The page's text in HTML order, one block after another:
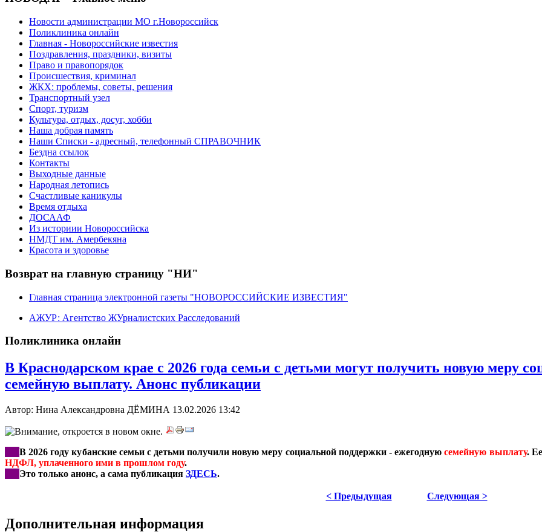
Новости администрации МО г.Новороссийск
Поликлиника онлайн
Главная - Новороссийские известия
Поздравления, праздники, визиты
Право и правопорядок
Происшествия, криминал
ЖКХ: проблемы, советы, решения
Транспортный узел
Спорт, туризм
Культура, отдых, досуг, хобби
Наша добрая память
Наши Списки - адресный, телефонный СПРАВОЧНИК
Бездна ссылок
Контакты
Выходные данные
Народная летопись
Счастливые каникулы
Время отдыха
ДОСААФ
Из историии Новороссийска
НМДТ им. Амербекяна
Красота и здоровье
Возврат на главную страницу "НИ"
Главная страница электронной газеты "НОВОРОССИЙСКИЕ ИЗВЕСТИЯ"
АЖУР: Агентство ЖУрналистских Расследований
Поликлиника онлайн
В Краснодарском крае с 2026 года семьи с детьми могут получить новую меру
семейную выплату. Анонс публикации
Автор: Нина Александровна ДЁМИНА 13.02.2026 13:42
В 2026 году кубанские семьи с детьми получили новую меру социальной поддержки - ежегоднуюсемейную выплату.
НДФЛ, уплаченного ими в прошлом году.
Это только анонс, а сама публикация ЗДЕСЬ.
< Предыдущая Следующая >
Дополнительная информация